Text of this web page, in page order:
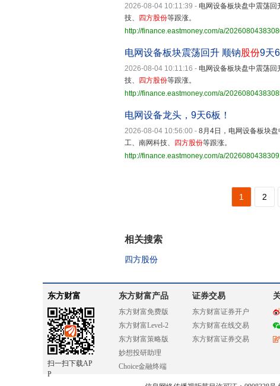
2026-08-04 10:11:39 - 电网设备板块盘中震荡
技、
四方股份等跟涨。
http://finance.eastmoney.com/a/
电网设备板块震荡回升 顺钠股份9天
2026-08-04 10:11:16 - 电网设备板块盘中震荡
技、
四方股份等跟涨。
http://finance.eastmoney.com/a/
电网设备龙头，9天6板！
2026-08-04 10:56:00 - 8月4日，电网设备板块
工、南网科技、
四方股份等跟涨。
http://finance.eastmoney.com/a/
1 2
相关搜索
四方股份
东方财富
扫一扫下载AP
P
东方财富产品
东方财富免费版
东方财富Level-2
东方财富策略版
妙想投研助理
Choice金融终端
证券交易
东方财富证券开户
东方财富在线交易
东方财富证券交易